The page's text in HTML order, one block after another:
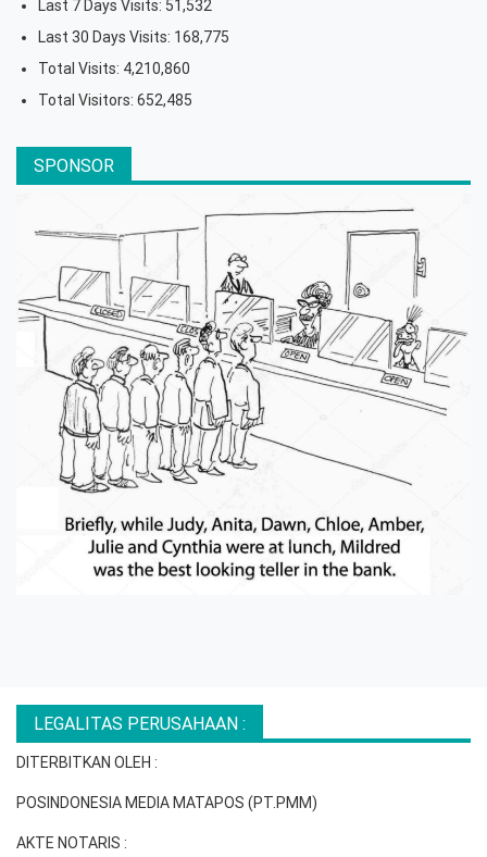
Last 7 Days Visits: 51,532
Last 30 Days Visits: 168,775
Total Visits: 4,210,860
Total Visitors: 652,485
SPONSOR
LEGALITAS PERUSAHAAN :
DITERBITKAN OLEH :
POSINDONESIA MEDIA MATAPOS (PT.PMM)
AKTE NOTARIS :